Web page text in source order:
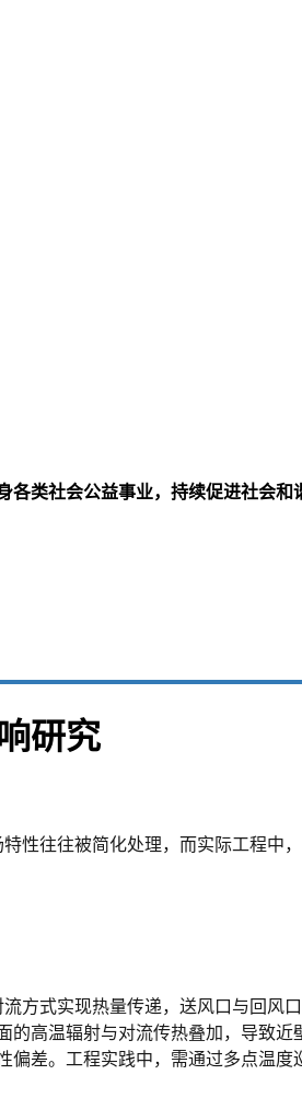
各类社会公益事业，持续促进社会和
研究
性往往被简化处理，而实际工程中
高温辐射与对流传热叠加，导致
差。工程实践中，需通过多点温